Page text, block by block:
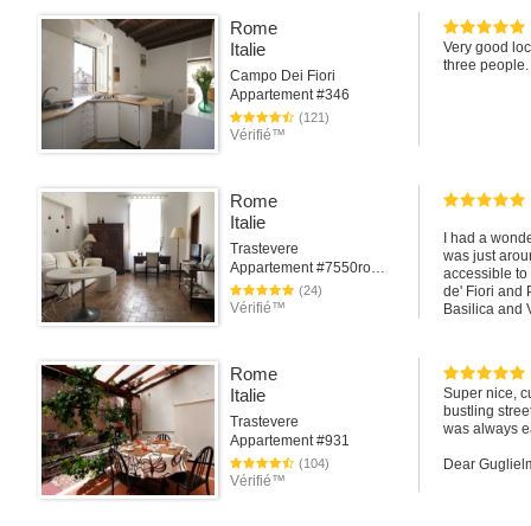
Rome
Italie
Campo Dei Fiori
Appartement #346
(121)
Vérifié™
Very good
three
Rome
Italie
Trastevere
Appartement #7550rome
(24)
Vérifié™
I had a
was just
accessible to
de' Fiori and
Basilica and
Rome
Italie
Trastevere
Appartement #931
(104)
Vérifié™
Super nice,
bustling
was always
Dear